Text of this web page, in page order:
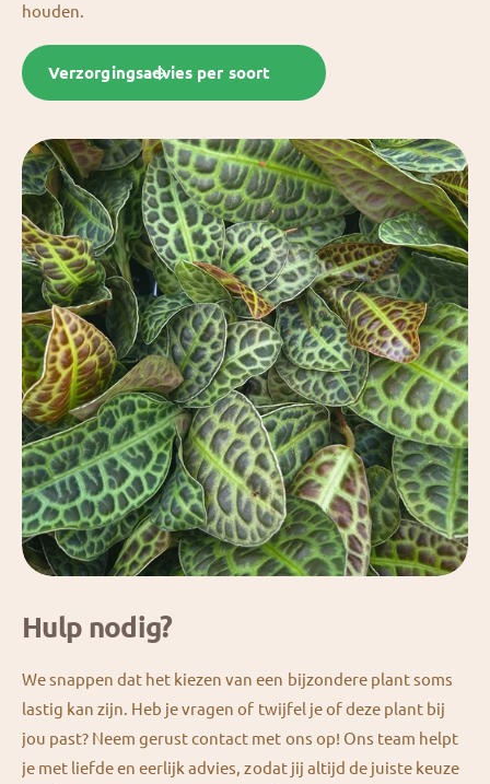
houden.
Verzorgingsadvies per soort
Hulp nodig?
We snappen dat het kiezen van een bijzondere plant soms
lastig kan zijn. Heb je vragen of twijfel je of deze plant bij
jou past? Neem gerust contact met ons op! Ons team helpt
je met liefde en eerlijk advies, zodat jij altijd de juiste keuze